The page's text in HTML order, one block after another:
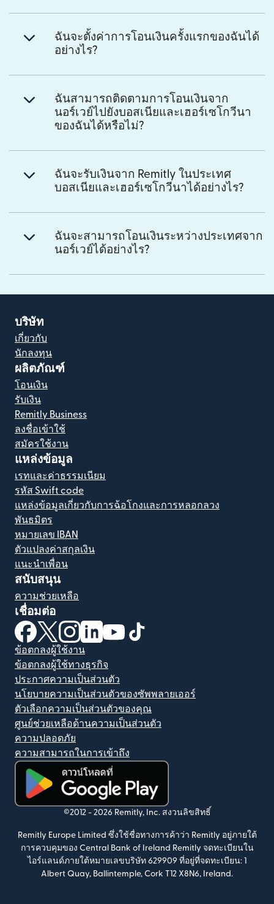
ฉันจะตั้งค่าการโอนเงินครั้งแรกของฉันได้
อย่างไร?
ฉันสามารถติดตามการโอนเงินจาก
นอร์เวย์ไปยังบอสเนียและเฮอร์เซโกวีนา
ของฉันได้หรือไม่?
ฉันจะรับเงินจาก Remitly ในประเทศ
บอสเนียและเฮอร์เซโกวีนาได้อย่างไร?
ฉันจะสามารถโอนเงินระหว่างประเทศจาก
นอร์เวย์ได้อย่างไร?
บริษัท
เกี่ยวกับ
นักลงทุน
ผลิตภัณฑ์
โอนเงิน
รับเงิน
Remitly Business
ลงชื่อเข้าใช้
สมัครใช้งาน
แหล่งข้อมูล
เรทและค่าธรรมเนียม
รหัส Swift code
แหล่งข้อมูลเกี่ยวกับการฉ้อโกงและการหลอกลวง
พันธมิตร
หมายเลข IBAN
ตัวแปลงค่าสกุลเงิน
แนะนำเพื่อน
สนับสนุน
ความช่วยเหลือ
เชื่อมต่อ
(เปิดในหน้าต่างใหม่)
(เปิดในหน้าต่างใหม่)
(เปิดในหน้าต่างใหม่)
(เปิดในหน้าต่างใหม่)
(เปิดในหน้าต่างใหม่)
ข้อตกลงผู้ใช้งาน
ข้อตกลงผู้ใช้ทางธุรกิจ
ประกาศความเป็นส่วนตัว
นโยบายความเป็นส่วนตัวของซัพพลายเออร์
ตัวเลือกความเป็นส่วนตัวของคุณ
ศูนย์ช่วยเหลือด้านความเป็นส่วนตัว
ความปลอดภัย
ความสามารถในการเข้าถึง
(เปิดในหน้าต่างใหม่)
©2012 - 2026 Remitly, Inc. สงวนลิขสิทธิ์
Remitly Europe Limited ซึ่งใช้ชื่อทางการค้าว่า Remitly อยู่ภายใต้
การควบคุมของ Central Bank of Ireland Remitly จดทะเบียนใน
ไอร์แลนด์ภายใต้หมายเลขบริษัท 629909 ที่อยู่ที่จดทะเบียน: 1
Albert Quay, Ballintemple, Cork T12 X8N6, Ireland.